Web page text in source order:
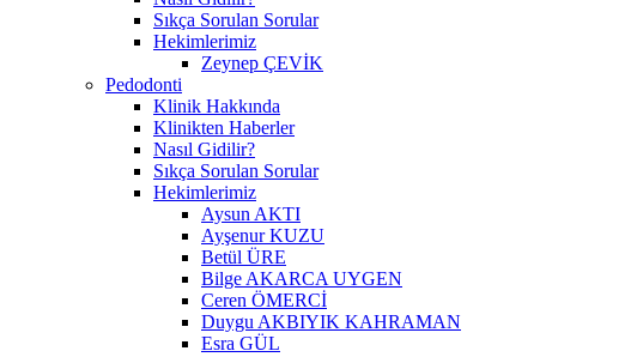
Sıkça Sorulan Sorular
Hekimlerimiz
Zeynep ÇEVİK
Pedodonti
Klinik Hakkında
Klinikten Haberler
Nasıl Gidilir?
Sıkça Sorulan Sorular
Hekimlerimiz
Aysun AKTI
Ayşenur KUZU
Betül ÜRE
Bilge AKARCA UYGEN
Ceren ÖMERCİ
Duygu AKBIYIK KAHRAMAN
Esra GÜL